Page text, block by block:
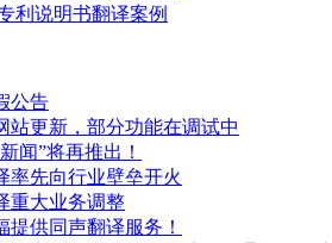
利说明书翻译案例
公告
站更新，部分功能在调试中
闻”将再推出！
率先向行业壁垒开火
重大业务调整
提供同声翻译服务！